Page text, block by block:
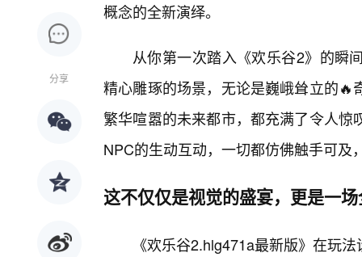
分享
概念的全新演绎。
从你第一次踏入《欢乐谷2》的瞬
精心雕琢的场景，无论是巍峨耸立的
繁华喧嚣的未来都市，都充满了令人
NPC的生动互动，一切都仿佛触手可
这不仅仅是视觉的盛宴，更是一
《欢乐谷2.hlg471a最新版》在玩